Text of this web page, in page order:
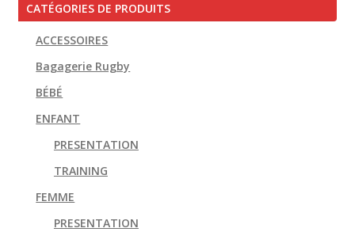
CATÉGORIES DE PRODUITS
ACCESSOIRES
Bagagerie Rugby
BÉBÉ
ENFANT
PRESENTATION
TRAINING
FEMME
PRESENTATION